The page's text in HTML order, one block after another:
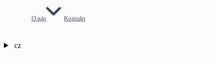
O nás Kontakt
cz